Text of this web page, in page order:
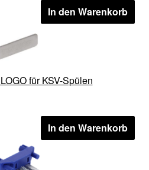
In den Warenkorb
für KSV-Spülen
In den Warenkorb